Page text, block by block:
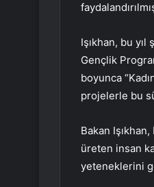
Işıkhan, bu yıl
Gençlik
boyunca
projelerle bu
Bakan
üreten insan
yeteneklerini